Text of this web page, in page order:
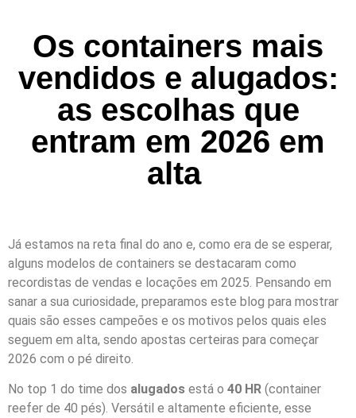
Os containers mais
vendidos e alugados:
as escolhas que
entram em 2026 em
alta
Já estamos na reta final do ano e, como era de se esperar,
alguns modelos de containers se destacaram como
recordistas de vendas e locações em 2025. Pensando em
sanar a sua curiosidade, preparamos este blog para mostrar
quais são esses campeões e os motivos pelos quais eles
seguem em alta, sendo apostas certeiras para começar
2026 com o pé direito.
No top 1 do time dos alugados está o 40 HR (container
reefer de 40 pés). Versátil e altamente eficiente, esse